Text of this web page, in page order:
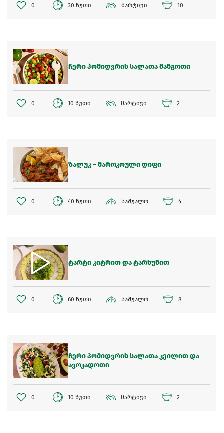
0 30 წუთი მარტივი 10
ჩერი პომიდვრის სალათა მანგოთი
0 10 წუთი მარტივი 2
ზალუკ – მაროკოული დიფი
0 40 წუთი საშუალო 4
ტარტი კიტრით და ტარხუნით
0 60 წუთი საშუალო 8
ჩერი პომიდვრის სალათა კეილით და
ავოკადოთი
0 10 წუთი მარტივი 2